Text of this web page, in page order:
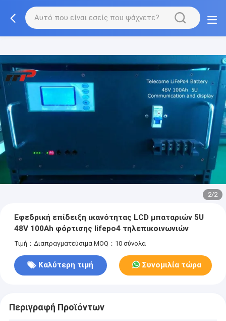
2/2
Εφεδρική επίδειξη ικανότητας LCD μπαταριών 5U
48V 100Ah φόρτισης lifepo4 τηλεπικοινωνιών
Τιμή：Διαπραγματεύσιμα MOQ：10 σύνολα
Καλύτερη τιμή Συνομιλία τώρα
Περιγραφή Προϊόντων